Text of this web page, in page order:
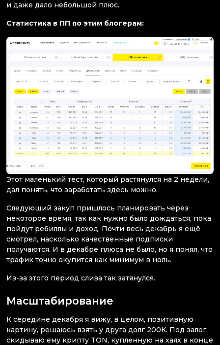
и даже дало небольшой плюс.
Статистика в ПП по этим блогерам:
Этот маленький тест, который растянулся на 2 недели,
дал понять, что заработать здесь можно.
Следующий закуп пришлось планировать через
некоторое время, так как нужно было дождаться, пока
пойдут ребиллы и доход. Почти весь декабрь я ещё
смотрел, насколько качественные подписки
получаются. И в декабре плюса не было, но я понял, что
трафик точно окупится как минимум в ноль.
Из-за этого период слива так затянулся.
Масштабирование
К середине декабря я вижу, в целом, позитивную
картину, решаюсь взять у друга долг 200К. Под залог
скидываю ему крипту TON, купленную на хаях в конце